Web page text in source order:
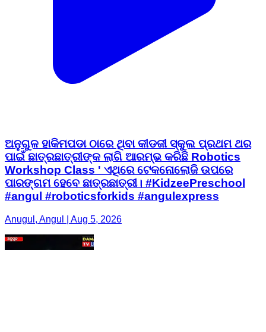
ଅନୁଗୁଳ ହାକିମପଡା ଠାରେ ଥିବା କୀଡଜୀ ସ୍କୁଲ ପ୍ରଥମ ଥର
ପାଇଁ ଛାତ୍ରଛାତ୍ରୀଙ୍କ ଲାଗି ଆରମ୍ଭ କରିଛି Robotics
Workshop Class ' ଏଥିରେ ଟେକନୋଲୋଜି ଉପରେ
ପାରଙ୍ଗମ ହେବେ ଛାତ୍ରଛାତ୍ରୀ। #KidzeePreschool
#angul #roboticsforkids #angulexpress
Anugul, Angul | Aug 5, 2026